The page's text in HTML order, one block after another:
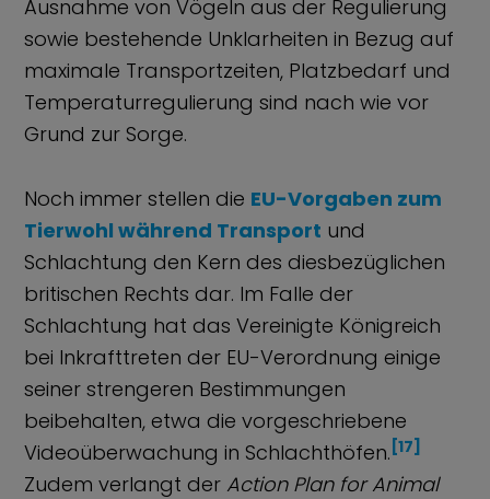
Ausnahme von Vögeln aus der Regulierung
sowie bestehende Unklarheiten in Bezug auf
maximale Transportzeiten, Platzbedarf und
Temperaturregulierung sind nach wie vor
Grund zur Sorge.
Noch immer stellen die EU-Vorgaben zum
Tierwohl während Transport und
Schlachtung den Kern des diesbezüglichen
britischen Rechts dar. Im Falle der
Schlachtung hat das Vereinigte Königreich
bei Inkrafttreten der EU-Verordnung einige
seiner strengeren Bestimmungen
beibehalten, etwa die vorgeschriebene
Videoüberwachung in Schlachthöfen. [17]
Zudem verlangt der Action Plan for Animal